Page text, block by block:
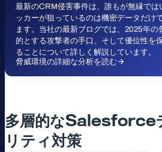
最新のCRM侵害事件は、誰もが無縁では
ッカーが狙っているのは機密データだけ
ます。当社の最新ブログでは、2025年
的とする攻撃者の手口、そして優位性を
ることについて詳しく解説しています。
脅威環境の詳細な分析を読む
多層的なSalesforce
リティ対策